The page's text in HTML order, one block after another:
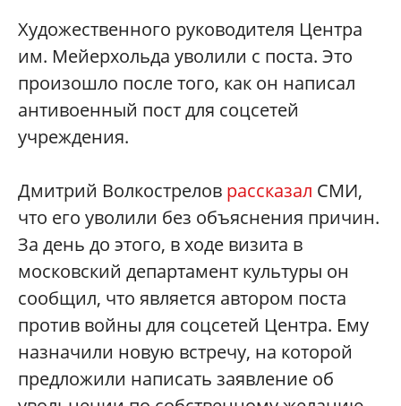
Художественного руководителя Центра
им. Мейерхольда уволили с поста. Это
произошло после того, как он написал
антивоенный пост для соцсетей
учреждения.
Дмитрий Волкострелов рассказал СМИ,
что его уволили без объяснения причин.
За день до этого, в ходе визита в
московский департамент культуры он
сообщил, что является автором поста
против войны для соцсетей Центра. Ему
назначили новую встречу, на которой
предложили написать заявление об